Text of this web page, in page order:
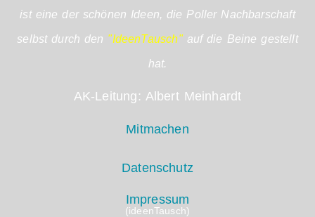
ist eine der schönen Ideen, die Poller Nachbarschaft
selbst durch den "IdeenTausch"auf die Beine gestellt
hat.
AK-Leitung: Albert Meinhardt
Mitmachen
Datenschutz
Impressum
(ideenTausch)